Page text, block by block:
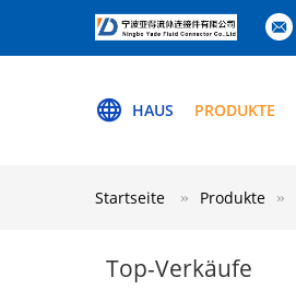
HAUS PRODUKTE
Startseite Produkte
Top-Verkäufe